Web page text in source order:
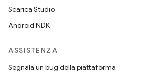
Scarica Studio
Android NDK
ASSISTENZA
Segnala un bug della piattaforma